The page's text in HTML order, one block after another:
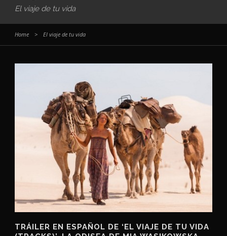
El viaje de tu vida
Home > El viaje de tu vida
TRÁILER EN ESPAÑOL DE ‘EL VIAJE DE TU VIDA